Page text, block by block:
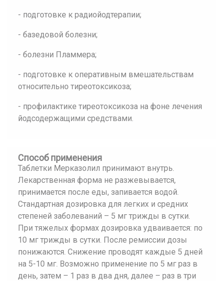
- подготовке к радиойодтерапии;
- базедовой болезни;
- болезни Пламмера;
- подготовке к оперативным вмешательствам
относительно тиреотоксикоза;
- профилактике тиреотоксикоза на фоне лечения
йодсодержащими средствами.
Способ применения
Таблетки Мерказолил принимают внутрь.
Лекарственная форма не разжевывается,
принимается после еды, запивается водой.
Стандартная дозировка для легких и средних
степеней заболеваний – 5 мг трижды в сутки.
При тяжелых формах дозировка удваивается: по
10 мг трижды в сутки. После ремиссии дозы
понижаются. Снижение проводят каждые 5 дней
на 5-10 мг. Возможно применение по 5 мг раз в
день, затем – 1 раз в два дня, далее – раз в три